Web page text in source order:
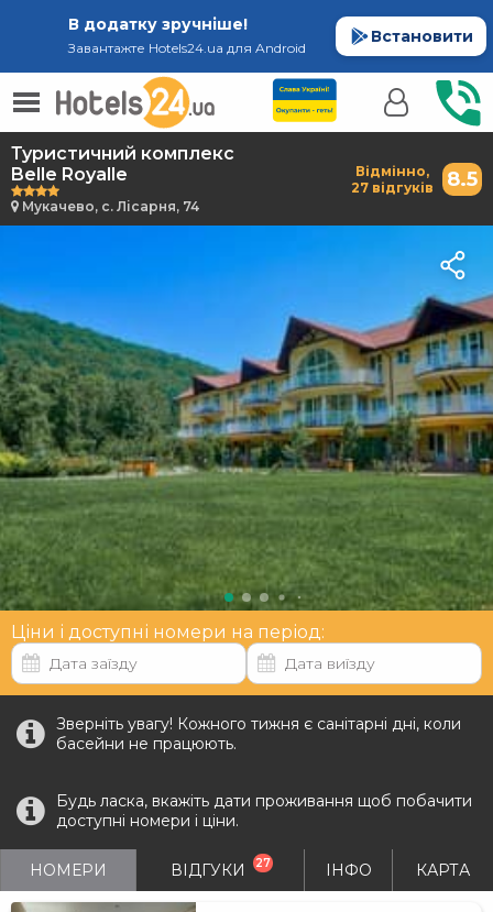
В додатку зручніше!
Завантажте Hotels24.ua для Android
Встановити
Туристичний комплекс
Belle Royalle
Мукачево, с. Лісарня, 74
Відмінно, 8.5
27 відгуків
Ціни і доступні номери на період:
Зверніть увагу! Кожного тижня є санітарні дні, коли
басейни не працюють.
Будь ласка, вкажіть дати проживання щоб побачити
доступні номери і ціни.
НОМЕРИ ВІДГУКИ 27 ІНФО КАРТА